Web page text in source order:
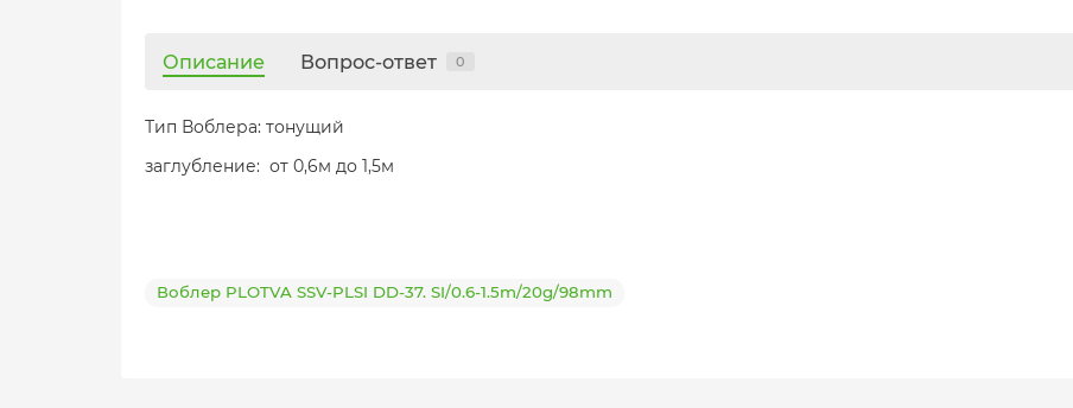
Описание Вопрос-ответ 0
Тип Воблера: тонущий
заглубление: от 0,6м до 1,5м
Воблер PLOTVA SSV-PLSI DD-37. SI/0.6-1.5m/20g/98mm